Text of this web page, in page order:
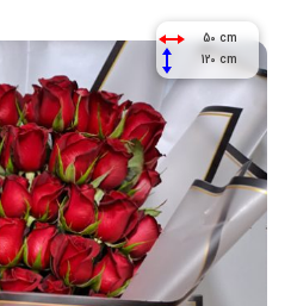
50 cm
120 cm